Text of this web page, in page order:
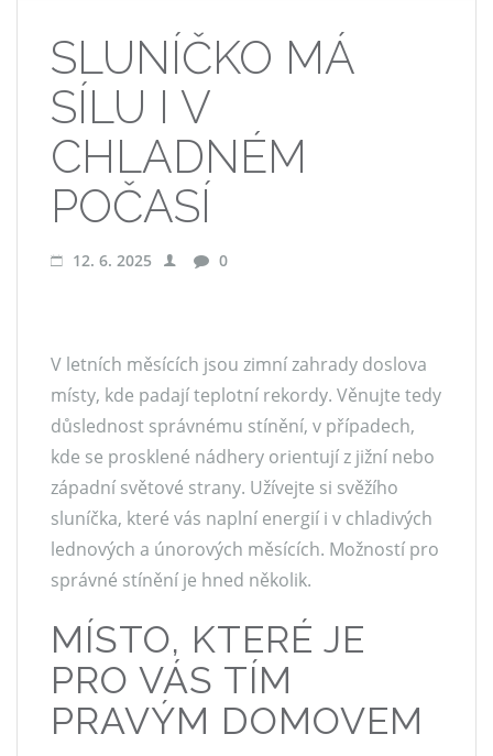
SLUNÍČKO MÁ
SÍLU I V
CHLADNÉM
POČASÍ
12. 6. 2025 0
V letních měsících jsou zimní zahrady doslova
místy, kde padají teplotní rekordy. Věnujte tedy
důslednost správnému stínění, v případech,
kde se prosklené nádhery orientují z jižní nebo
západní světové strany. Užívejte si svěžího
sluníčka, které vás naplní energií i v chladivých
lednových a únorových měsících. Možností pro
správné stínění je hned několik.
MÍSTO, KTERÉ JE
PRO VÁS TÍM
PRAVÝM DOMOVEM